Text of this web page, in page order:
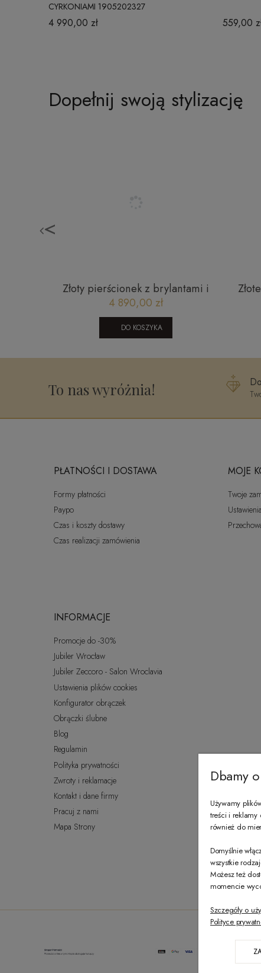
CYRKONIAMI 1905202327
4 990,00 zł 559,00
Dopełnij swoją stylizację
<
Złoty pierścionek z brylantami i
rubinem JR10369RBW 0,1 ct
4 890,00 zł
DO KOSZYKA
To nas wyróżnia!
PŁATNOŚCI I DOSTAWA
Formy płatności
Paypo
Czas i koszty dostawy
Czas realizacji zamówienia
MOJE
Twoje
INFORMACJE
Promocje do -30%
Jubiler Wrocław
Jubiler Zeccoro - Salon Wroclavia
Ustawienia plików cookies
Konfigurator obrączek
Obrączki ślubne
Blog
Regulamin
Polityka prywatności
Zwroty i reklamacje
Kontakt i dane firmy
Pracuj z nami
Mapa Strony
Dbamy
Używamy
treści i reklamy
również do
Domyślnie
wszystkie
Możesz też
momencie
Szczegóły o
Polityce